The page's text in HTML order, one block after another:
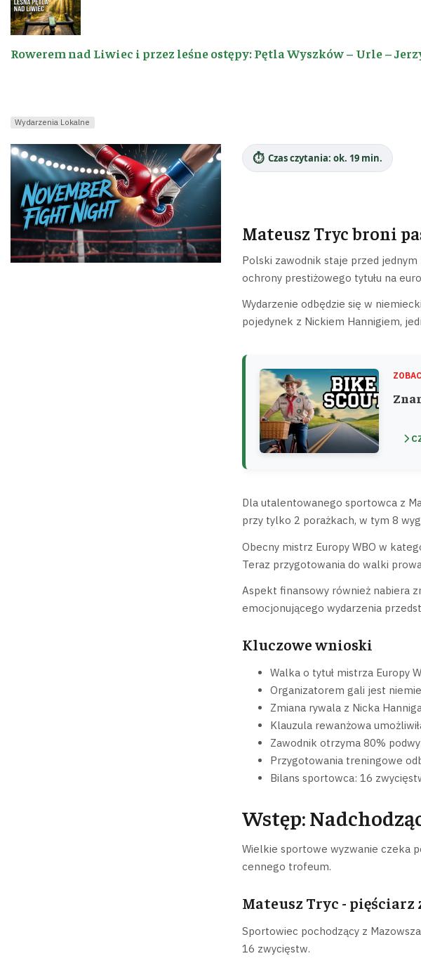
Rowerem nad Liwiec i przez leśne ostępy: Pętla Wyszków – Urle –
Wydarzenia Lokalne
⏱️ Czas czytania: ok. 19 min.
Mateusz Tryc broni
Polski zawodnik staje przed
ochrony prestiżowego tytułu na
Wydarzenie odbędzie się w
pojedynek z Nickiem Hannigiem,
Dla utalentowanego sportowca z
przy tylko 2 porażkach, w tym 8
Obecny mistrz Europy WBO w
Teraz przygotowania do walki
Aspekt finansowy również nabiera
emocjonującego wydarzenia
Kluczowe wnioski
Walka o tytuł mistrza Europy
Organizatorem gali jest
Zmiana rywala z Nicka
Klauzula rewanżowa
Zawodnik otrzyma 80%
Przygotowania treningowe
Bilans sportowca: 16
Wstęp:
Wielkie sportowe wyzwanie czeka
cennego trofeum.
Mateusz Tryc - pięściarz
Sportowiec pochodzący z
16 zwycięstw.